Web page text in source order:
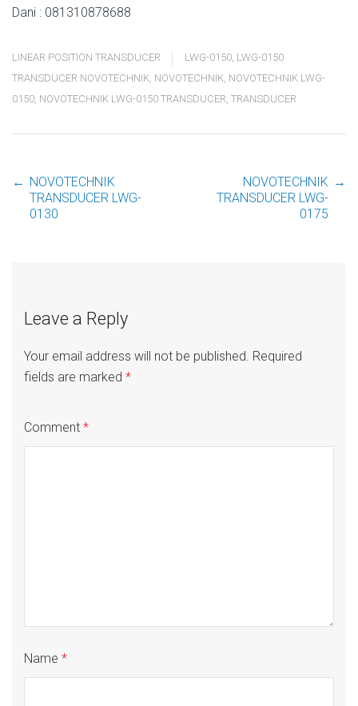
Dani : 081310878688
LINEAR POSITION TRANSDUCER LWG-0150, LWG-0150
TRANSDUCER NOVOTECHNIK, NOVOTECHNIK, NOVOTECHNIK LWG-
0150, NOVOTECHNIK LWG-0150 TRANSDUCER, TRANSDUCER
Post
← NOVOTECHNIK
TRANSDUCER LWG-
0130
NOVOTECHNIK
TRANSDUCER LWG-
0175
→
Leave a Reply
Your email address will not be published. Required
fields are marked *
Comment *
Name *